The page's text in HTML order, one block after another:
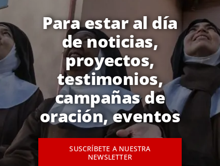
Para estar al día
de noticias,
proyectos,
testimonios,
campañas de
oración, eventos
SUSCRÍBETE A NUESTRA
NEWSLETTER